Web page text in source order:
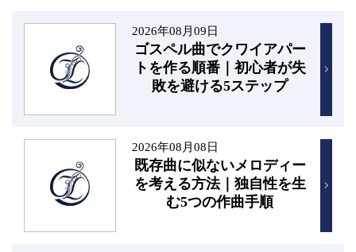
2026年08月09日
ゴスペル曲でクワイアパー
トを作る順番｜初心者が失
敗を避ける5ステップ
2026年08月08日
既存曲に似ないメロディー
を考える方法｜独自性を生
む5つの作曲手順